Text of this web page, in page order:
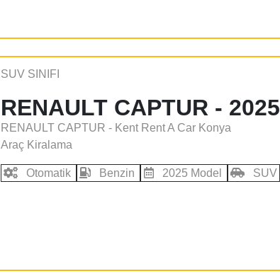
SUV SINIFI
RENAULT CAPTUR - 2025
RENAULT CAPTUR - Kent Rent A Car Konya
Araç Kiralama
Otomatik Benzin 2025 Model SUV